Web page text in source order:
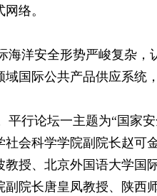
络。
洋安全形势严峻复杂，
国际公共产品供应系统
论坛一主题为“国家安
会科学学院副院长赵可
授、北京外国语大学国
院长唐皇凤教授、陕西